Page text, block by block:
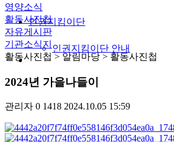
인권지킴이단
인권지킴이단 안내
영양소식
활동사진첩
자유게시판
기관소식지
활동사진첩 > 알림마당 > 활동사진첩
2024년 가을나들이
관리자 0 1418 2024.10.05 15:59